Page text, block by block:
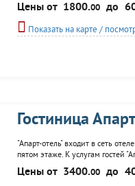
Цены от 1800.00 до
Показать на карте /
Гостиница
"Апарт-отель" входит в сеть
пятом этаже. К услугам гостей
"Акапулько". Парковка. Смена
Цены от 3400.00 до